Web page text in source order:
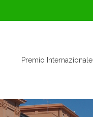
Premio Internazionale